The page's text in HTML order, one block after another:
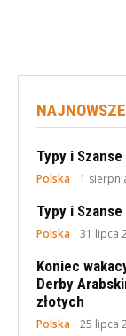
Typy i
Polska 1
Typy i
Polska 31 lipca
Koniec
Derby
złotych
Polska 25 lipca